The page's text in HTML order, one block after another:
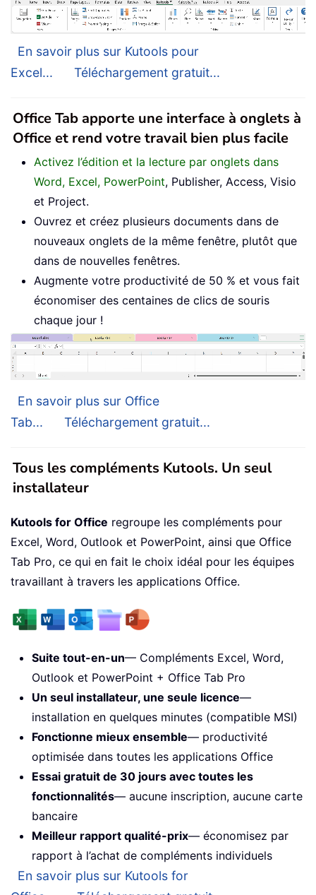
En savoir plus sur Kutools pour
Excel...
Téléchargement gratuit...
Office Tab apporte une interface à onglets à
Office et rend votre travail bien plus facile
Activez l’édition et la lecture par onglets dans
Word, Excel, PowerPoint, Publisher, Access, Visio
et Project.
Ouvrez et créez plusieurs documents dans de
nouveaux onglets de la même fenêtre, plutôt que
dans de nouvelles fenêtres.
Augmente votre productivité de 50 % et vous fait
économiser des centaines de clics de souris
chaque jour !
En savoir plus sur Office
Tab...
Téléchargement gratuit...
Tous les compléments Kutools. Un seul
installateur
Kutools for Office regroupe les compléments pour
Excel, Word, Outlook et PowerPoint, ainsi que Office
Tab Pro, ce qui en fait le choix idéal pour les équipes
travaillant à travers les applications Office.
Suite tout-en-un— Compléments Excel, Word,
Outlook et PowerPoint + Office Tab Pro
Un seul installateur, une seule licence—
installation en quelques minutes (compatible MSI)
Fonctionne mieux ensemble— productivité
optimisée dans toutes les applications Office
Essai gratuit de 30 jours avec toutes les
fonctionnalités— aucune inscription, aucune carte
bancaire
Meilleur rapport qualité-prix— économisez par
rapport à l’achat de compléments individuels
En savoir plus sur Kutools for